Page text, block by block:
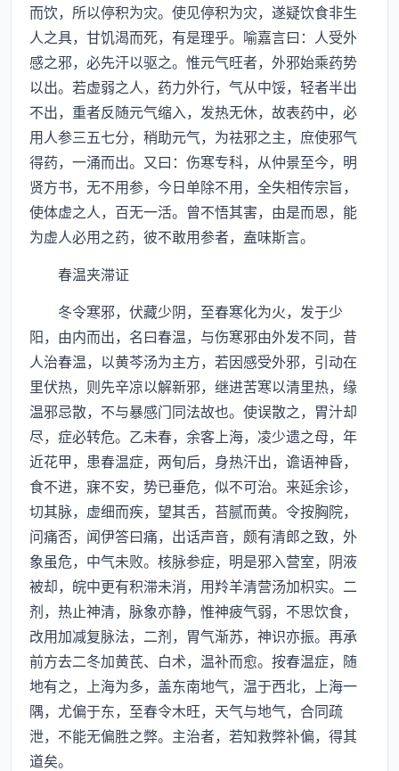
而饮，所以停积为灾。使见停积为灾，遂疑饮食非生
人之具，甘饥渴而死，有是理乎。喻嘉言曰：人受外
感之邪，必先汗以驱之。惟元气旺者，外邪始乘药势
以出。若虚弱之人，药力外行，气从中馁，轻者半出
不出，重者反随元气缩入，发热无休，故表药中，必
用人参三五七分，稍助元气，为祛邪之主，庶使邪气
得药，一涌而出。又曰：伤寒专科，从仲景至今，明
贤方书，无不用参，今日单除不用，全失相传宗旨，
使体虚之人，百无一活。曾不悟其害，由是而恩，能
为虚人必用之药，彼不敢用参者，盍味斯言。
春温夹滞证
冬令寒邪，伏藏少阴，至春寒化为火，发于少
阳，由内而出，名曰春温，与伤寒邪由外发不同，昔
人治春温，以黄芩汤为主方，若因感受外邪，引动在
里伏热，则先辛凉以解新邪，继进苦寒以清里热，缘
温邪忌散，不与暴感门同法故也。使误散之，胃汁却
尽，症必转危。乙未春，余客上海，凌少遗之母，年
近花甲，患春温症，两旬后，身热汗出，谵语神昏，
食不进，寐不安，势已垂危，似不可治。来延余诊，
切其脉，虚细而疾，望其舌，苔腻而黄。令按胸院，
问痛否，闻伊答曰痛，出话声音，颇有清郎之致，外
象虽危，中气未败。核脉参症，明是邪入营室，阴液
被却，皖中更有积滞未消，用羚羊清营汤加枳实。二
剂，热止神清，脉象亦静，惟神疲气弱，不思饮食，
改用加减复脉法，二剂，胃气渐苏，神识亦振。再承
前方去二冬加黄芪、白术，温补而愈。按春温症，随
地有之，上海为多，盖东南地气，温于西北，上海一
隅，尤偏于东，至春令木旺，天气与地气，合同疏
泄，不能无偏胜之弊。主治者，若知救弊补偏，得其
道矣。